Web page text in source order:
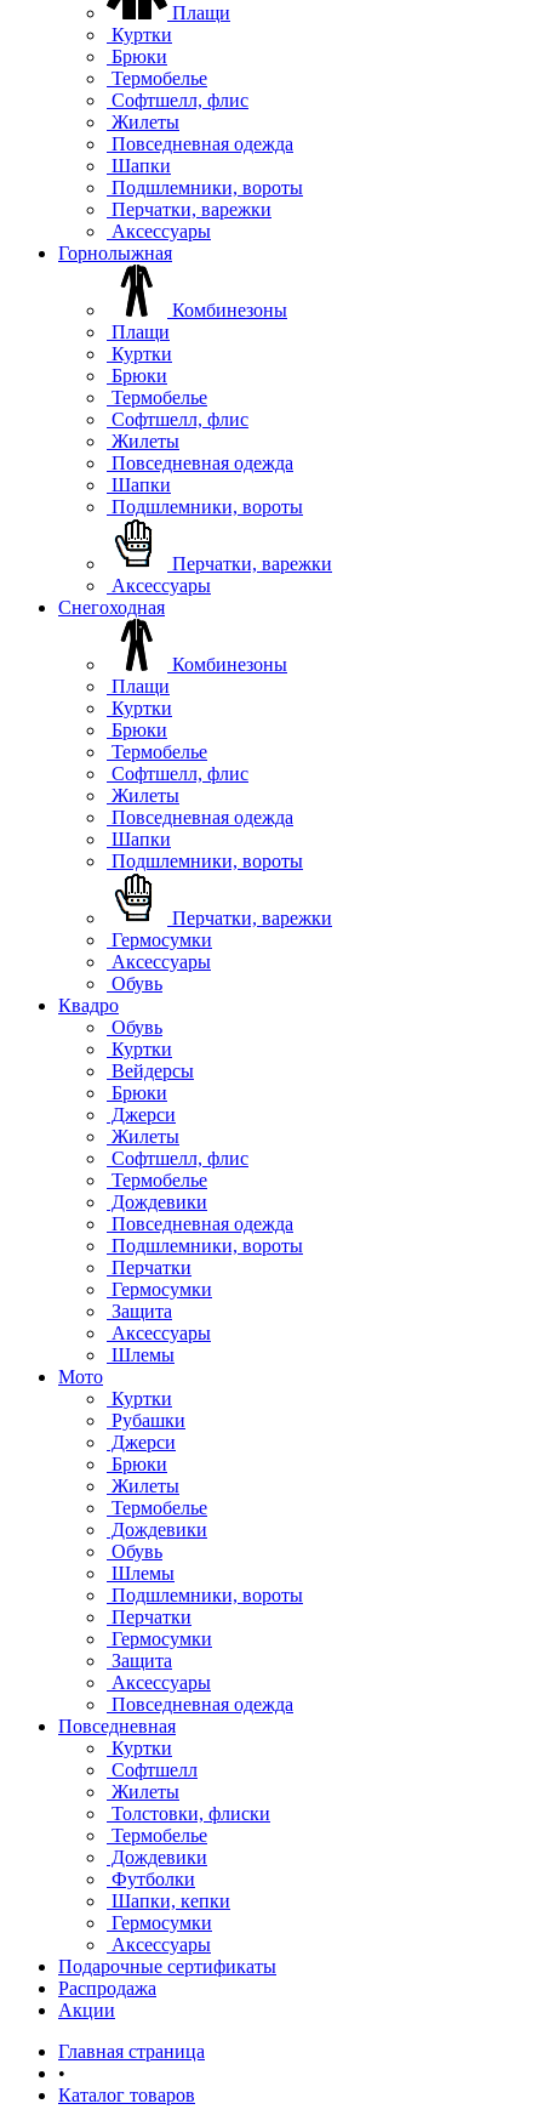
Плащи
Куртки
Брюки
Термобелье
Софтшелл, флис
Жилеты
Повседневная одежда
Шапки
Подшлемники, вороты
Перчатки, варежки
Аксессуары
Горнолыжная
Комбинезоны
Плащи
Куртки
Брюки
Термобелье
Софтшелл, флис
Жилеты
Повседневная одежда
Шапки
Подшлемники, вороты
Перчатки, варежки
Аксессуары
Снегоходная
Комбинезоны
Плащи
Куртки
Брюки
Термобелье
Софтшелл, флис
Жилеты
Повседневная одежда
Шапки
Подшлемники, вороты
Перчатки, варежки
Гермосумки
Аксессуары
Обувь
Квадро
Обувь
Куртки
Вейдерсы
Брюки
Джерси
Жилеты
Софтшелл, флис
Термобелье
Дождевики
Повседневная одежда
Подшлемники, вороты
Перчатки
Гермосумки
Защита
Аксессуары
Шлемы
Мото
Куртки
Рубашки
Джерси
Брюки
Жилеты
Термобелье
Дождевики
Обувь
Шлемы
Подшлемники, вороты
Перчатки
Гермосумки
Защита
Аксессуары
Повседневная одежда
Повседневная
Куртки
Софтшелл
Жилеты
Толстовки, флиски
Термобелье
Дождевики
Футболки
Шапки, кепки
Гермосумки
Аксессуары
Подарочные сертификаты
Распродажа
Акции
Главная страница
•
Каталог товаров